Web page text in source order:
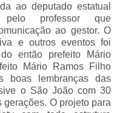
ao deputado estatual
pelo professor que
ao gestor. O
e outros eventos foi
então prefeito Mário
Mário Ramos Filho
boas lembranças das
o São João com 30
O projeto para